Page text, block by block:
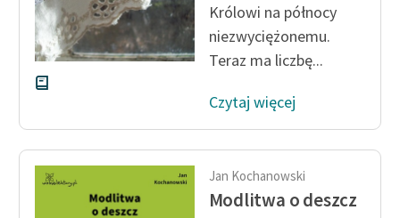
Szkoła Poezji Wolnych
Lektur
O nas
O projekcie
Zespół
Królowi na północy
niezwyciężonemu.
Teraz ma liczbę...
Czytaj więcej
Jan Kochanowski
Modlitwa o deszcz